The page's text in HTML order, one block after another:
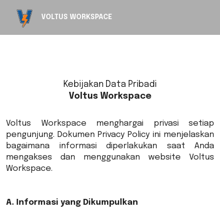
VOLTUS WORKSPACE
Kebijakan Data Pribadi
Voltus Workspace
Voltus Workspace menghargai privasi setiap
pengunjung. Dokumen Privacy Policy ini menjelaskan
bagaimana informasi diperlakukan saat Anda
mengakses dan menggunakan website Voltus
Workspace.
A. Informasi yang Dikumpulkan